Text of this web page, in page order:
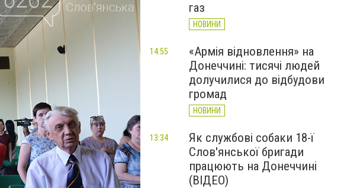
газ
НОВИНИ
«Армія відновлення» на
Донеччині: тисячі людей
долучилися до відбудови
громад
НОВИНИ
14:55
Як службові собаки 18-ї
Слов'янської бригади
працюють на Донеччині
(ВІДЕО)
13:34